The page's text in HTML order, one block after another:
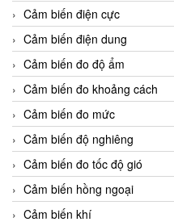
Cảm biến điện cực
Cảm biến điện dung
Cảm biến đo độ ẩm
Cảm biến đo khoảng cách
Cảm biến đo mức
Cảm biến độ nghiêng
Cảm biến đo tốc độ gió
Cảm biến hồng ngoại
Cảm biến khí